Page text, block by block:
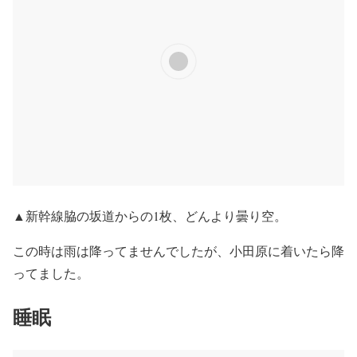
▲新幹線脇の坂道からの1枚、どんより曇り空。
この時は雨は降ってませんでしたが、小田原に着いたら降
ってました。
睡眠